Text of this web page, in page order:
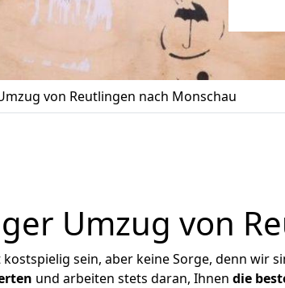
von Reutlingen nach Monschau
Umzug von
sein, aber keine Sorge, denn wir
und arbeiten stets daran, Ihnen die